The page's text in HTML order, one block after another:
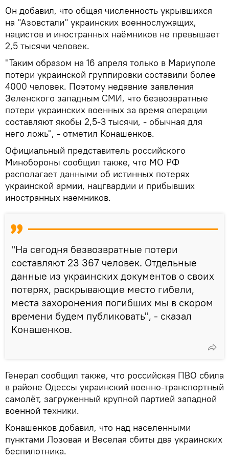
Он добавил, что общая численность укрывшихся
на "Азовстали" украинских военнослужащих,
нацистов и иностранных наёмников не превышает
2,5 тысячи человек.
"Таким образом на 16 апреля только в Мариуполе
потери украинской группировки составили более
4000 человек. Поэтому недавние заявления
Зеленского западным СМИ, что безвозвратные
потери украинских военных за время операции
составляют якобы 2,5-3 тысячи, - обычная для
него ложь", - отметил Конашенков.
Официальный представитель российского
Минобороны сообщил также, что МО РФ
располагает данными об истинных потерях
украинской армии, нацгвардии и прибывших
иностранных наемников.
"На сегодня безвозвратные потери
составляют 23 367 человек. Отдельные
данные из украинских документов о своих
потерях, раскрывающие место гибели,
места захоронения погибших мы в скором
времени будем публиковать", - сказал
Конашенков.
Генерал сообщил также, что российская ПВО сбила
в районе Одессы украинский военно-транспортный
самолёт, загруженный крупной партией западной
военной техники.
Конашенков добавил, что над населенными
пунктами Лозовая и Веселая сбиты два украинских
беспилотника.